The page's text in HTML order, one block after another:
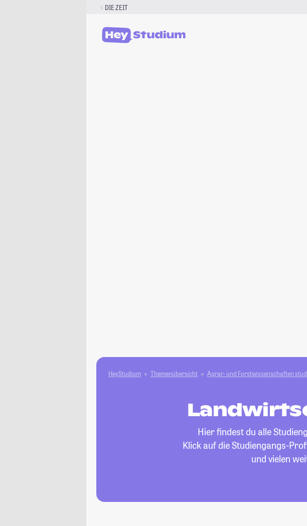
DIE ZEIT
HeyStudium Themenübersicht Agrar- und Forstwissen­schaften
Hier findest du alle
Klick auf die Studiengangs-
und vielen